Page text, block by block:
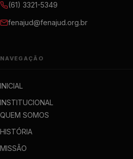
(61) 3321-5349
fenajud@fenajud.org.br
NAVEGAÇÃO
INICIAL
INSTITUCIONAL
QUEM SOMOS
HISTÓRIA
MISSÃO